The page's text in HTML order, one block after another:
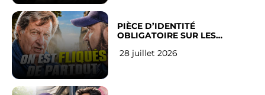
PIÈCE D’IDENTITÉ
OBLIGATOIRE SUR LES
Français
28 juillet 2026